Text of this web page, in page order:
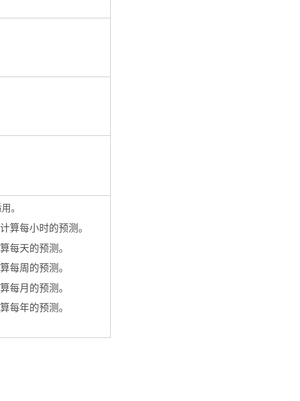
。
算每小时的预测。
每天的预测。
每周的预测。
每月的预测。
每年的预测。